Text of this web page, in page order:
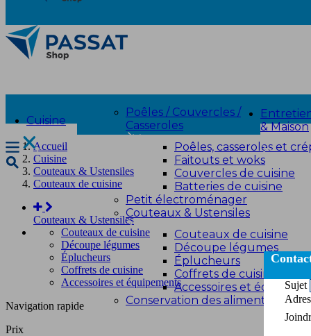
Sujet
Cuisine
Poêles / Couvercles /
Casseroles
Poêles, casseroles et
Faitouts et woks
Couvercles de cuisine
Batteries de cuisine
Petit électroménager
Couteaux & Ustensiles
Couteaux de cuisine
Découpe légumes
Éplucheurs
Coffrets de cuisine
Accessoires et
Conservation des aliments
& Maison
Accueil
Cuisine
Couteaux & Ustensiles
Couteaux de cuisine
Couteaux & Ustensiles
Couteaux de cuisine
Découpe légumes
Éplucheurs
Coffrets de cuisine
Accessoires et équipements
Navigation rapide
Prix